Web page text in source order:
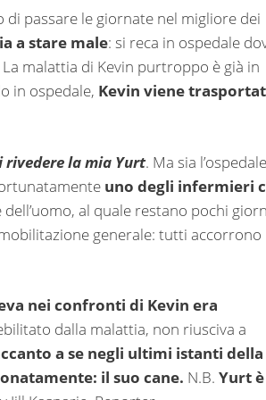
passare le giornate nel migliore dei
a stare male: si reca in ospedale
La malattia di Kevin purtroppo è già in
in ospedale, Kevin viene
rivedere la mia Yurt. Ma sia l’ospedale
uno degli infermieri
dell’uomo, al quale restano pochi
generale: tutti accorrono
nei confronti di Kevin era
dalla malattia, non riusciva a
a se negli ultimi istanti della
il suo cane. N.B. Yurt è